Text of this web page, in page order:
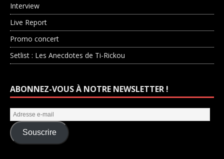
Interview
Live Report
Promo concert
Setlist : Les Anecdotes de Ti-Rickou
ABONNEZ-VOUS À NOTRE NEWSLETTER !
Souscrire